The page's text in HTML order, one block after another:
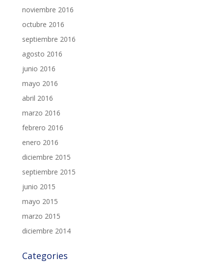
noviembre 2016
octubre 2016
septiembre 2016
agosto 2016
junio 2016
mayo 2016
abril 2016
marzo 2016
febrero 2016
enero 2016
diciembre 2015
septiembre 2015
junio 2015
mayo 2015
marzo 2015
diciembre 2014
Categories